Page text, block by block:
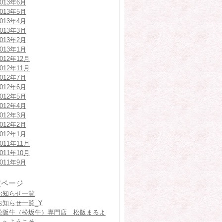
年6月
年5月
年4月
年3月
年2月
年1月
年12月
年11月
年7月
年6月
年5月
年4月
年3月
年2月
年1月
年11月
年10月
年9月
ージ
知らせ一覧
知らせ一覧_Y
阪牛（松坂牛）専門店 松阪まるよ